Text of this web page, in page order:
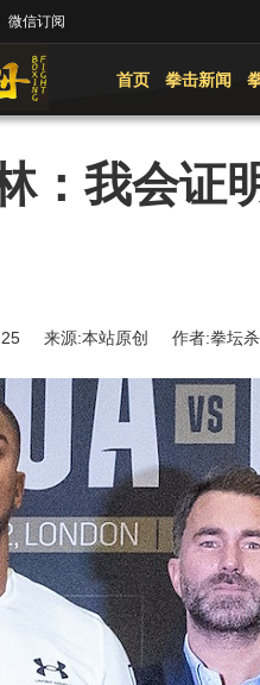
微信订阅
首页 拳击新闻
：我会证
来源:本站原创 作者:拳